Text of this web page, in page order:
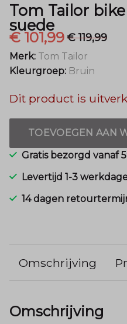
Tom Tailor
suede
€ 101,99€ 119,99
Merk: Tom Tailor
Kleurgroep: Bruin
Dit product is
TOEVOEGEN AAN
Gratis bezorgd vanaf
Levertijd 1-3
14 dagen
Omschrijving
Omschrijving